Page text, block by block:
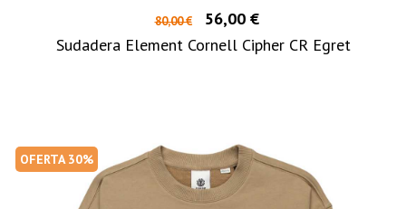
80,00 €
56,00 €
Sudadera Element Cornell Cipher CR Egret
OFERTA 30%